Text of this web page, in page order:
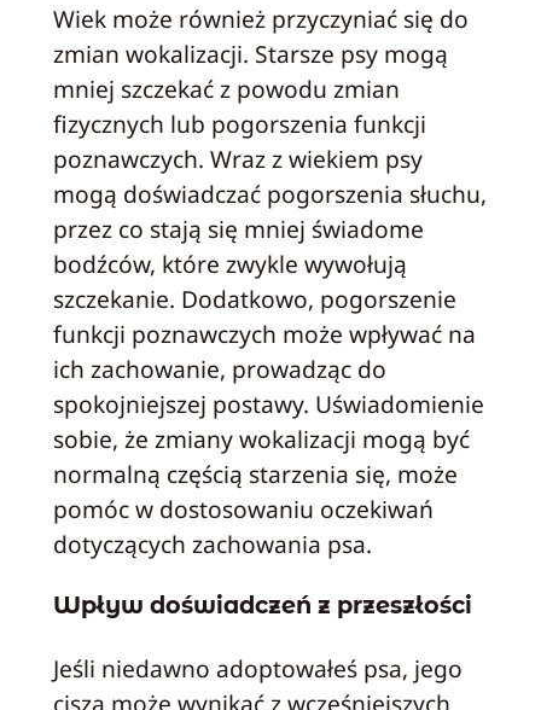
Wiek może również przyczyniać się do
zmian wokalizacji. Starsze psy mogą
mniej szczekać z powodu zmian
fizycznych lub pogorszenia funkcji
poznawczych. Wraz z wiekiem psy
mogą doświadczać pogorszenia słuchu,
przez co stają się mniej świadome
bodźców, które zwykle wywołują
szczekanie. Dodatkowo, pogorszenie
funkcji poznawczych może wpływać na
ich zachowanie, prowadząc do
spokojniejszej postawy. Uświadomienie
sobie, że zmiany wokalizacji mogą być
normalną częścią starzenia się, może
pomóc w dostosowaniu oczekiwań
dotyczących zachowania psa.
Wpływ doświadczeń z przeszłości
Jeśli niedawno adoptowałeś psa, jego
cisza może wynikać z wcześniejszych